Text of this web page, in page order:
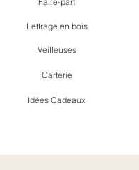
Veilleuses
Lettrage en bois
Carterie
Idées Cadeaux